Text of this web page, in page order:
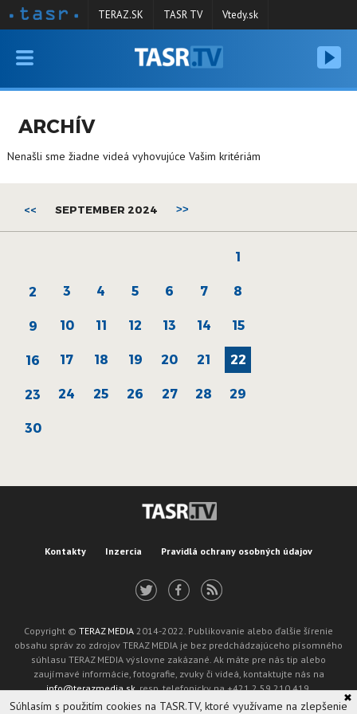
VYSIELANIE
SPRAVODAJSTVO
KONTAKT
TERAZ.SK TASR TV Vtedy.sk
ARCHÍV
Nenašli sme žiadne videá vyhovujúce Vašim kritériám
<< SEPTEMBER 2024 >>
1
2 3 4 5 6 7 8
9 10 11 12 13 14 15
16 17 18 19 20 21 22
23 24 25 26 27 28 29
30
Kontakty Inzercia Pravidlá ochrany osobných údajov
Copyright © TERAZ MEDIA 2014-2022. Publikovanie alebo ďalšie šírenie
obsahu správ zo zdrojov TERAZ MEDIA je bez predchádzajúceho písomného
súhlasu TERAZ MEDIA výslovne zakázané. Ak máte pre nás tip alebo
zaujímavé informácie, fotografie, zvuky či videá, kontaktujte nás na
info@terazmedia.sk, resp. telefonicky na +421 2 59 210 419.
Žiadosť o zverejnenie opravy v zmysle zákona o publikáciách je možné zaslať
Súhlasím s použitím cookies na TASR.TV, ktoré využívame na zlepšenie
✖